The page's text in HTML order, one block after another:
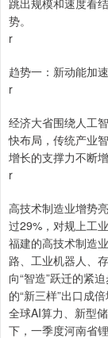
跳出规模和速度看
势。
r
趋势一：新动能加速
r
经济大省围绕人工
快布局，传统产业
增长的支撑力不断增
r
高技术制造业增势
过29%，对规上工
福建的高技术制造
路、工业机器人、
向“智造”跃迁的紧
的“新三样”出口成
全球AI算力、新型
下，一季度河南省